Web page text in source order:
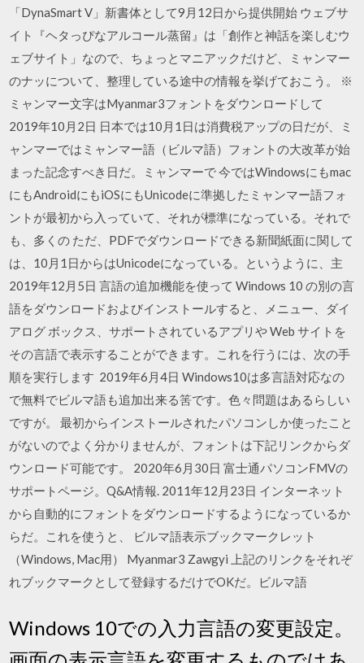
「DynaSmart V」新書体として9月12日から提供開始 ウェブサ
イト『ヘタっぴなアルコール蒸留』は「創作と神話を楽しむウ
ェブサイト」なので、ちょっとマニアックだけど、ミャンマー
のナッについて、整理している途中の情報を挙げておこう。 ※
ミャンマー文字はMyanmar3フォントをダウンロードして
2019年10月2日 日本では10月1日は消費税アップの日だが、ミ
ャンマーではミャンマー語（ビルマ語）フォントの大改革が始
まった記念すべき日だ。ミャンマーで 今ではWindowsにもmac
にもAndroidにもiOSにもUnicodeに準拠したミャンマー語フォ
ントが最初から入っていて、それが標準になっている。それで
も、多くの ただ、PDFでダウンロードできる新聞紙面に関して
は、10月1日からはUnicodeになっている。というように、主
2019年12月5日 言語の追加機能を使って Windows 10 の別の言
語をダウンロードおよびインストールすると、メニュー、ダイ
アログ ボックス、サポートされているアプリや Web サイトを
その言語で表示することができます。これを行うには、次の手
順を実行します 2019年6月4日 Windows10は多言語対応なの
で無料でビルマ語も追加出来る筈です。色々問題はあるらしい
ですが。 最初からインストールされたパソコンしか使ったこと
がないのでよく分かりませんが、フォントは下記リンクからダ
ウンロード可能です。 2020年6月30日 富士通パソコンFMVの
サポートページ。Q&A情報. 2011年12月23日 インターネット
から自動的にフォントをダウンロードするようになっているか
らだ。これを使うと、 ビルマ語表示ブックマークレット
（Windows, Mac用） Myanmar3 Zawgyi 上記のリンクをそれぞ
れブックマークとして登録するだけでOKだ。ビルマ語
Windows 10での入力言語の変更設定。